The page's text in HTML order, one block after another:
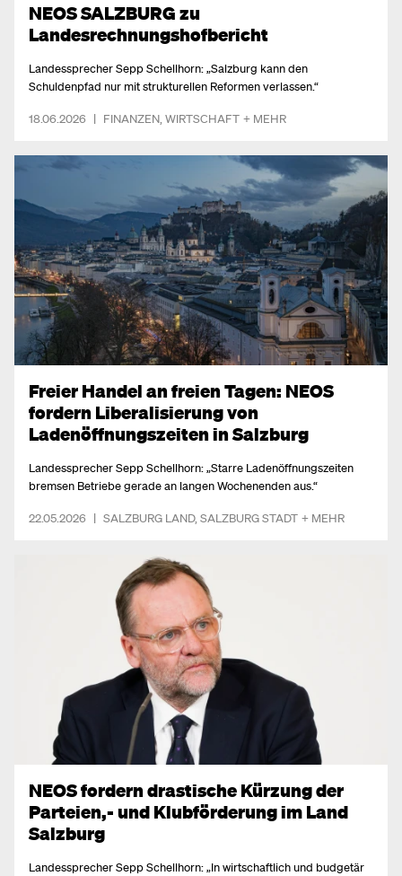
NEOS SALZBURG zu
Landesrechnungshofbericht
Landessprecher Sepp Schellhorn: „Salzburg kann den
Schuldenpfad nur mit strukturellen Reformen verlassen.“
18.06.2026 | FINANZEN WIRTSCHAFT + MEHR
Freier Handel an freien Tagen: NEOS
fordern Liberalisierung von
Ladenöffnungszeiten in Salzburg
Landessprecher Sepp Schellhorn: „Starre Ladenöffnungszeiten
bremsen Betriebe gerade an langen Wochenenden aus.“
22.05.2026 | SALZBURG LAND, SALZBURG STADT + MEHR
NEOS fordern drastische Kürzung der
Parteien,- und Klubförderung im Land
Salzburg
Landessprecher Sepp Schellhorn: „In wirtschaftlich und budgetär